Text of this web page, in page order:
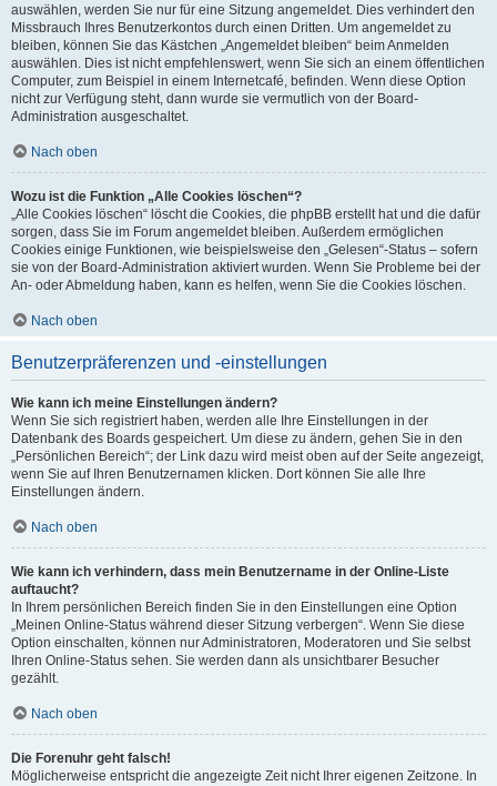
auswählen, werden Sie nur für eine Sitzung angemeldet. Dies verhindert den
Missbrauch Ihres Benutzerkontos durch einen Dritten. Um angemeldet zu
bleiben, können Sie das Kästchen „Angemeldet bleiben“ beim Anmelden
auswählen. Dies ist nicht empfehlenswert, wenn Sie sich an einem öffentlichen
Computer, zum Beispiel in einem Internetcafé, befinden. Wenn diese Option
nicht zur Verfügung steht, dann wurde sie vermutlich von der Board-
Administration ausgeschaltet.
Nach oben
Wozu ist die Funktion „Alle Cookies löschen“?
„Alle Cookies löschen“ löscht die Cookies, die phpBB erstellt hat und die dafür
sorgen, dass Sie im Forum angemeldet bleiben. Außerdem ermöglichen
Cookies einige Funktionen, wie beispielsweise den „Gelesen“-Status – sofern
sie von der Board-Administration aktiviert wurden. Wenn Sie Probleme bei der
An- oder Abmeldung haben, kann es helfen, wenn Sie die Cookies löschen.
Nach oben
Benutzerpräferenzen und -einstellungen
Wie kann ich meine Einstellungen ändern?
Wenn Sie sich registriert haben, werden alle Ihre Einstellungen in der
Datenbank des Boards gespeichert. Um diese zu ändern, gehen Sie in den
„Persönlichen Bereich“; der Link dazu wird meist oben auf der Seite angezeigt,
wenn Sie auf Ihren Benutzernamen klicken. Dort können Sie alle Ihre
Einstellungen ändern.
Nach oben
Wie kann ich verhindern, dass mein Benutzername in der Online-Liste
auftaucht?
In Ihrem persönlichen Bereich finden Sie in den Einstellungen eine Option
„Meinen Online-Status während dieser Sitzung verbergen“. Wenn Sie diese
Option einschalten, können nur Administratoren, Moderatoren und Sie selbst
Ihren Online-Status sehen. Sie werden dann als unsichtbarer Besucher
gezählt.
Nach oben
Die Forenuhr geht falsch!
Möglicherweise entspricht die angezeigte Zeit nicht Ihrer eigenen Zeitzone. In